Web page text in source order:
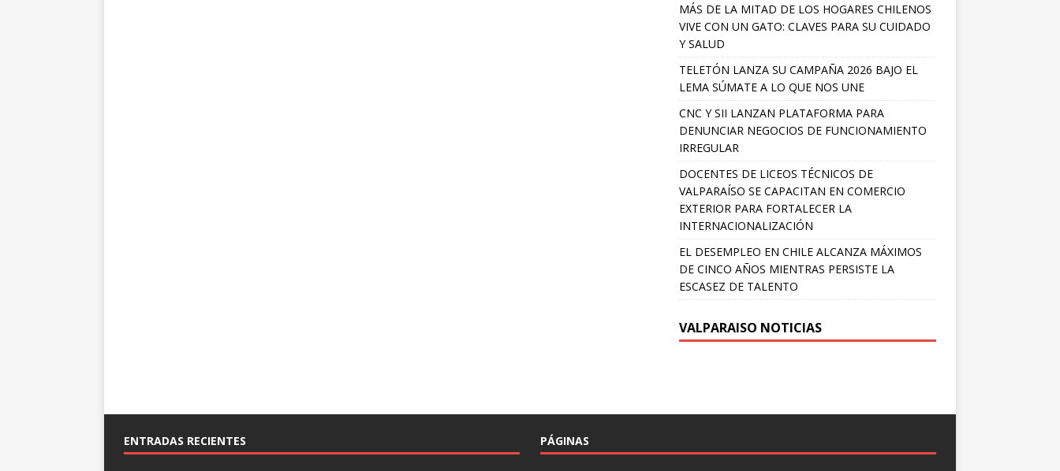
MÁS DE LA MITAD DE LOS HOGARES CHILENOS
VIVE CON UN GATO: CLAVES PARA SU CUIDADO
Y SALUD
TELETÓN LANZA SU CAMPAÑA 2026 BAJO EL
LEMA SÚMATE A LO QUE NOS UNE
CNC Y SII LANZAN PLATAFORMA PARA
DENUNCIAR NEGOCIOS DE FUNCIONAMIENTO
IRREGULAR
DOCENTES DE LICEOS TÉCNICOS DE
VALPARAÍSO SE CAPACITAN EN COMERCIO
EXTERIOR PARA FORTALECER LA
INTERNACIONALIZACIÓN
EL DESEMPLEO EN CHILE ALCANZA MÁXIMOS
DE CINCO AÑOS MIENTRAS PERSISTE LA
ESCASEZ DE TALENTO
VALPARAISO NOTICIAS
ENTRADAS RECIENTES PÁGINAS